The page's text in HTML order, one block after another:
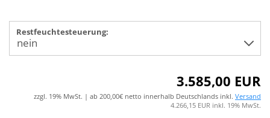
Restfeuchtesteuerung:
3.585,00 EUR
zzgl. 19% MwSt. | ab 200,00€ netto innerhalb Deutschlands inkl. Versand
4.266,15 EUR inkl. 19% MwSt.